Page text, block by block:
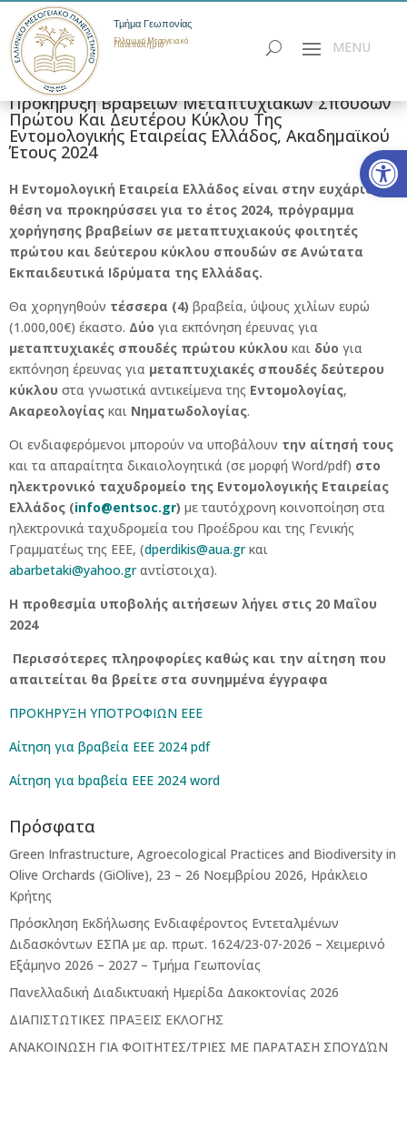
Τμήμα Γεωπονίας
Ελληνικό Μεσογειακό
Πανεπιστήμιο
Προκήρυξη Βραβείων Μεταπτυχιακών Σπουδών
Πρώτου Και Δευτέρου Κύκλου Της
Εντομολογικής Εταιρείας Ελλάδος, Ακαδημαϊκού
Έτους 2024
Η Εντομολογική Εταιρεία Ελλάδος είναι στην ευχάριστη
θέση να προκηρύσσει για το έτος 2024, πρόγραμμα
χορήγησης βραβείων σε μεταπτυχιακούς φοιτητές
πρώτου και δεύτερου κύκλου σπουδών σε Ανώτατα
Εκπαιδευτικά Ιδρύματα της Ελλάδας.
Θα χορηγηθούν τέσσερα (4) βραβεία, ύψους χιλίων ευρώ
(1.000,00€) έκαστο. Δύο για εκπόνηση έρευνας για
μεταπτυχιακές σπουδές πρώτου κύκλου και δύο για
εκπόνηση έρευνας για μεταπτυχιακές σπουδές δεύτερου
κύκλου στα γνωστικά αντικείμενα της Εντομολογίας,
Ακαρεολογίας και Νηματωδολογίας.
Οι ενδιαφερόμενοι μπορούν να υποβάλουν την αίτησή τους
και τα απαραίτητα δικαιολογητικά (σε μορφή Word/pdf) στο
ηλεκτρονικό ταχυδρομείο της Εντομολογικής Εταιρείας
Ελλάδος (info@entsoc.gr) με ταυτόχρονη κοινοποίηση στα
ηλεκτρονικά ταχυδρομεία του Προέδρου και της Γενικής
Γραμματέως της ΕΕΕ, (dperdikis@aua.grκαι
abarbetaki@yahoo.grαντίστοιχα).
Η προθεσμία υποβολής αιτήσεων λήγει στις 20 Μαΐου
2024
Περισσότερες πληροφορίες καθώς και την αίτηση που
απαιτείται θα βρείτε στα συνημμένα έγγραφα
ΠΡΟΚΗΡΥΞΗ ΥΠΟΤΡΟΦΙΩΝ ΕΕΕ
Αίτηση για βραβεία ΕΕΕ 2024 pdf
Αίτηση για bραβεία ΕΕΕ 2024 word
Πρόσφατα
Green Infrastructure, Agroecological Practices and Biodiversity in
Olive Orchards (GiOlive), 23 – 26 Νοεμβρίου 2026, Ηράκλειο
Κρήτης
Πρόσκληση Εκδήλωσης Ενδιαφέροντος Εντεταλμένων
Διδασκόντων ΕΣΠΑ με αρ. πρωτ. 1624/23-07-2026 – Χειμερινό
Εξάμηνο 2026 – 2027 – Τμήμα Γεωπονίας
Πανελλαδική Διαδικτυακή Ημερίδα Δακοκτονίας 2026
ΔΙΑΠΙΣΤΩΤΙΚΕΣ ΠΡΑΞΕΙΣ ΕΚΛΟΓΗΣ
ΑΝΑΚΟΙΝΩΣΗ ΓΙΑ ΦΟΙΤΗΤΕΣ/ΤΡΙΕΣ ΜΕ ΠΑΡΑΤΑΣΗ ΣΠΟΥΔΏΝ